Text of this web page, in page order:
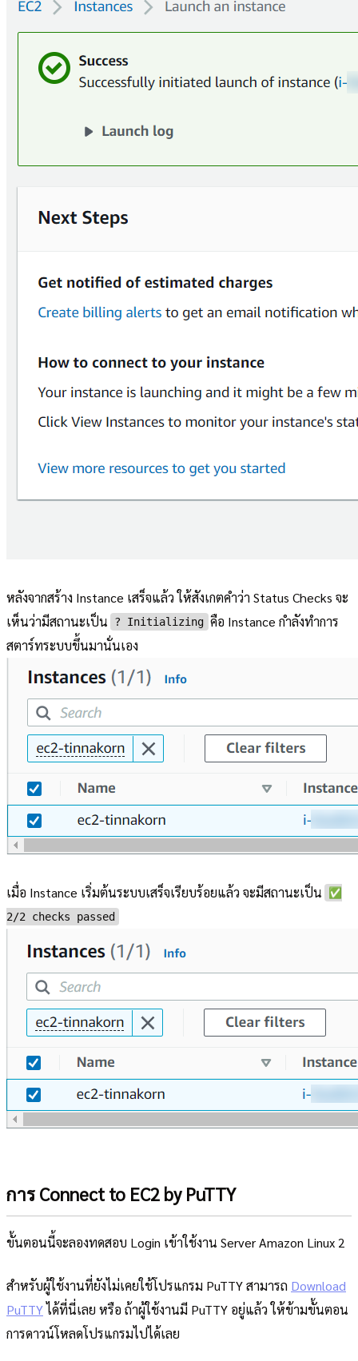
หลังจากสร้าง Instance เสร็จแล้ว ให้สังเกตคำว่า Status Checks จะ
เห็นว่ามีสถานะเป็น
? Initializing คือ Instance กำลังทำการ
สตาร์ทระบบขึ้นมานั่นเอง
เมื่อ Instance เริ่มต้นระบบเสร็จเรียบร้อยแล้ว จะมีสถานะเป็น
✅
2/2 checks passed
การ Connect to EC2 by PuTTY
ขั้นตอนนี้จะลองทดสอบ Login เข้าใช้งาน Server Amazon Linux 2
สำหรับผู้ใช้งานที่ยังไม่เคยใช้โปรแกรม PuTTY สามารถ Download
PuTTYได้ที่นี่เลย หรือ ถ้าผู้ใช้งานมี PuTTY อยู่แล้ว ให้ข้ามขั้นตอน
การดาวน์โหลดโปรแกรมไปได้เลย